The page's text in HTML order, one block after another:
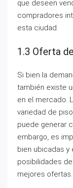
que deseen
compradores
esta ciudad.
1.3 Oferta
Si bien la
también existe
en el mercado.
variedad de
puede generar
embargo, es
bien ubicadas y
posibilidades
mejores ofertas.